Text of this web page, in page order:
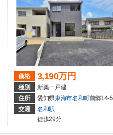
価格 3,190万円
種別
新築一戸建
住所
愛知県東海市名和町前郷14-5
交通
名和駅
徒歩29分